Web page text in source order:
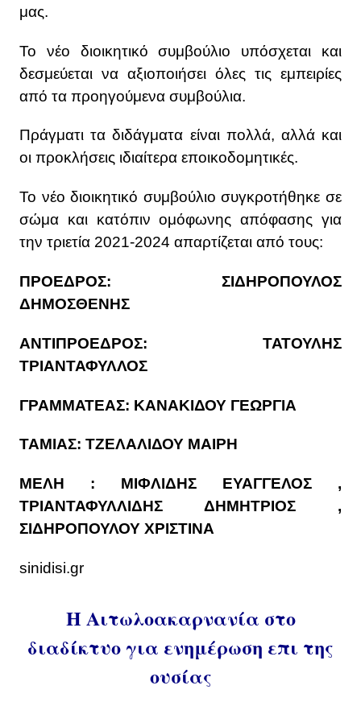
μας.
Το νέο διοικητικό συμβούλιο υπόσχεται και
δεσμεύεται να αξιοποιήσει όλες τις εμπειρίες
από τα προηγούμενα συμβούλια.
Πράγματι τα διδάγματα είναι πολλά, αλλά και
οι προκλήσεις ιδιαίτερα εποικοδομητικές.
Το νέο διοικητικό συμβούλιο συγκροτήθηκε σε
σώμα και κατόπιν ομόφωνης απόφασης για
την τριετία 2021-2024 απαρτίζεται από τους:
ΠΡΟΕΔΡΟΣ: ΣΙΔΗΡΟΠΟΥΛΟΣ
ΔΗΜΟΣΘΕΝΗΣ
ΑΝΤΙΠΡΟΕΔΡΟΣ: ΤΑΤΟΥΛΗΣ
ΤΡΙΑΝΤΑΦΥΛΛΟΣ
ΓΡΑΜΜΑΤΕΑΣ: ΚΑΝΑΚΙΔΟΥ ΓΕΩΡΓΙΑ
ΤΑΜΙΑΣ: ΤΖΕΛΑΛΙΔΟΥ ΜΑΙΡΗ
ΜΕΛΗ : ΜΙΦΛΙΔΗΣ ΕΥΑΓΓΕΛΟΣ ,
ΤΡΙΑΝΤΑΦΥΛΛΙΔΗΣ ΔΗΜΗΤΡΙΟΣ ,
ΣΙΔΗΡΟΠΟΥΛΟΥ ΧΡΙΣΤΙΝΑ
sinidisi.gr
Η Αιτωλοακαρνανία στο
διαδίκτυο για ενημέρωση επι της
ουσίας